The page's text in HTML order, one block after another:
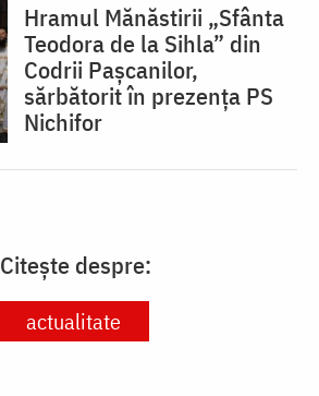
Hramul Mănăstirii „Sfânta
Teodora de la Sihla” din
Codrii Pașcanilor,
sărbătorit în prezența PS
Nichifor
Citește despre:
actualitate